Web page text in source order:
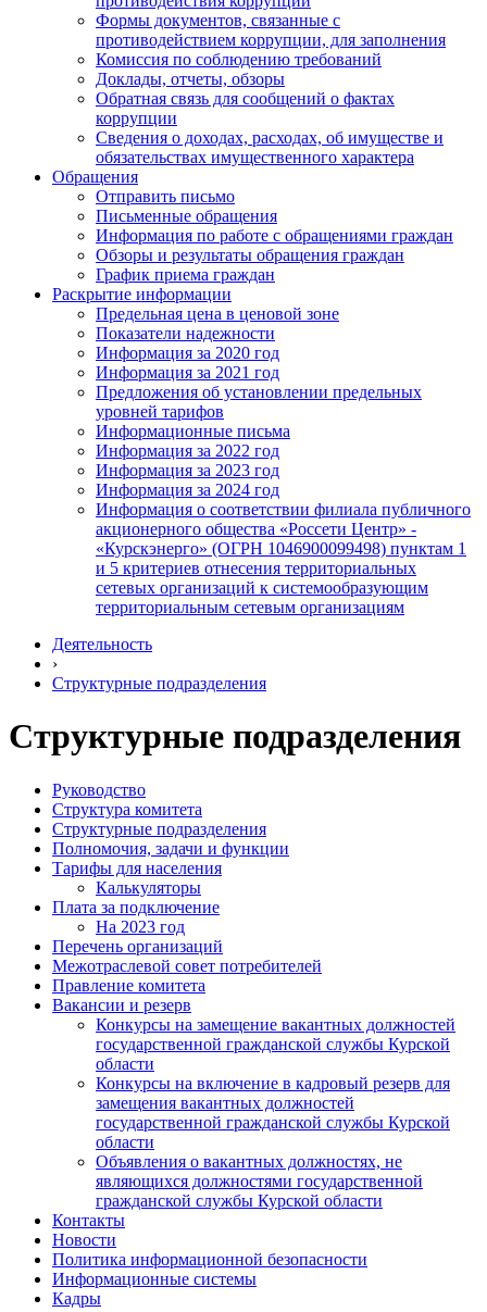
Формы документов, связанные с
противодействием коррупции, для заполнения
Комиссия по соблюдению требований
Доклады, отчеты, обзоры
Обратная связь для сообщений о фактах
коррупции
Сведения о доходах, расходах, об имуществе и
обязательствах имущественного характера
Обращения
Отправить письмо
Письменные обращения
Информация по работе с обращениями граждан
Обзоры и результаты обращения граждан
График приема граждан
Раскрытие информации
Предельная цена в ценовой зоне
Показатели надежности
Информация за 2020 год
Информация за 2021 год
Предложения об установлении предельных
уровней тарифов
Информационные письма
Информация за 2022 год
Информация за 2023 год
Информация за 2024 год
Информация о соответствии филиала публичного
акционерного общества «Россети Центр» -
«Курскэнерго» (ОГРН 1046900099498) пунктам 1
и 5 критериев отнесения территориальных
сетевых организаций к системообразующим
территориальным сетевым организациям
Деятельность
›
Структурные подразделения
Структурные подразделения
Руководство
Структура комитета
Структурные подразделения
Полномочия, задачи и функции
Тарифы для населения
Калькуляторы
Плата за подключение
На 2023 год
Перечень организаций
Межотраслевой совет потребителей
Правление комитета
Вакансии и резерв
Конкурсы на замещение вакантных должностей
государственной гражданской службы Курской
области
Конкурсы на включение в кадровый резерв для
замещения вакантных должностей
государственной гражданской службы Курской
области
Объявления о вакантных должностях, не
являющихся должностями государственной
гражданской службы Курской области
Контакты
Новости
Политика информационной безопасности
Информационные системы
Кадры